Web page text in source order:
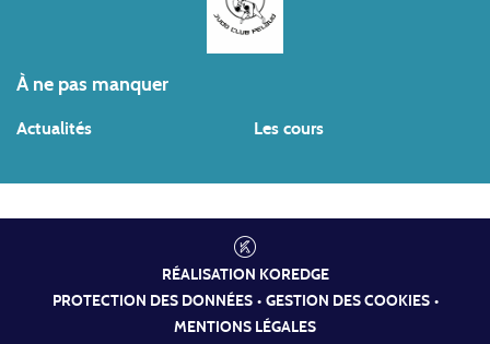
À ne pas manquer
Actualités Les cours
RÉALISATION
KOREDGE
PROTECTION DES DONNÉES • GESTION DES COOKIES •
MENTIONS LÉGALES